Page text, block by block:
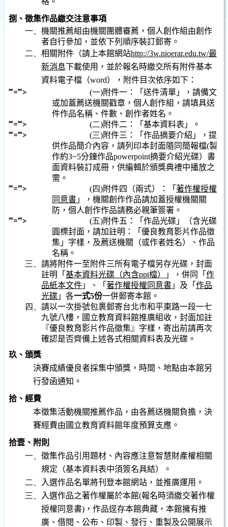
捌、徵集作品繳交注意事項
一、 機關推薦組由機關團體審薦，個人創作組由創作
者自行參加，並依下列順序裝訂郵寄。
二、 相關附件 （請上本館網站http://3w.nioerar.edu.tw/最
新消息下載使用，並於報名時繳交所有附件基本
資料電子檔（word），附件目次依序如下：
""=""> (一)附件一：「送件清單」，請備文
或加蓋薦送機關戳章，個人創作組，請填具送
件作品名稱、件數、創作者姓名。
""=""> (二)附件二：「基本資料表」。
""=""> (三)附件三：「作品摘要介紹」， 提
供作品簡介內容，請列印本封面隨同簡報檔(製
作約3~5分鐘作品powerpoint摘要介紹光碟）書
面資料裝訂成冊，供編輯於頒獎典禮中播放之
需。
""=""> (四)附件四（兩式）：「 著作權授權
同意書 」，機關創作作品請加蓋授權機關關
防，個人創作作品請務必親筆簽署。
""=""> (五)附件五：「作品光碟」（含光碟
圓標封面，請加註明：「優良教育影片作品徵
集」字樣，及薦送機關（或作者姓名）、作品
名稱。
三、 請將附件一至附件三所有電子檔另存光碟，封面
註明「 基本資料光碟（內含ppt檔） 」，併同「 作
品紙本文件 」、「 著作權授權同意書 」及「 作品
光碟 」各一式5份一併郵寄本館。
四、 請以一次掛號包裹郵寄台北市和平東路一段一七
九號八樓，國立教育資料館推廣組收，封面加註
『優良教育影片作品徵集』字樣，寄出前請再次
確認是否齊備上述各式相關資料表及光碟。
玖、頒獎
決賽成績優良者採集中頒獎，時間、地點由本館另
行發函通知。
拾、經費
本徵集活動機關推薦作品，由各薦送機關負擔，決
賽經費由國立教育資料館年度預算支應。
拾壹、附則
一、 徵集作品引用題材、內容應注意智慧財產權相關
規定（基本資料表中須簽名具結）。
二、
入選作品名單將刊登本館網站，並推廣運用。
三、
入選作品之著作權屬於本館(報名時須繳交著作權
授權同意書) ，作品逕存本館典藏，本館擁有推
廣、借閱、公布、印製、發行、重製及公開展示